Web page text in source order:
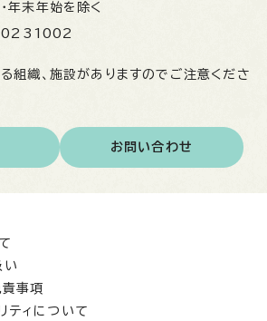
年末年始を除く
組織、施設がありますのでご注意くださ
お問い合わせ
い
責事項
ティについて